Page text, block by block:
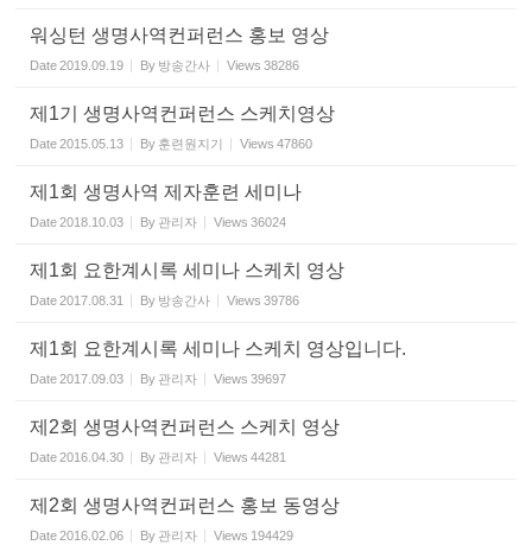
워싱턴 생명사역컨퍼런스 홍보 영상
Date 2019.09.19 By 방송간사 Views 38286
제1기 생명사역컨퍼런스 스케치영상
Date 2015.05.13 By 훈련원지기 Views 47860
제1회 생명사역 제자훈련 세미나
Date 2018.10.03 By 관리자 Views 36024
제1회 요한계시록 세미나 스케치 영상
Date 2017.08.31 By 방송간사 Views 39786
제1회 요한계시록 세미나 스케치 영상입니다.
Date 2017.09.03 By 관리자 Views 39697
제2회 생명사역컨퍼런스 스케치 영상
Date 2016.04.30 By 관리자 Views 44281
제2회 생명사역컨퍼런스 홍보 동영상
Date 2016.02.06 By 관리자 Views 194429